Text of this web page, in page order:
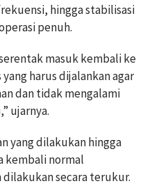
hingga stabilisasi
penuh.
masuk kembali ke
harus dijalankan agar
dan tidak mengalami
ujarnya.
yang dilakukan hingga
kembali normal
secara terukur.